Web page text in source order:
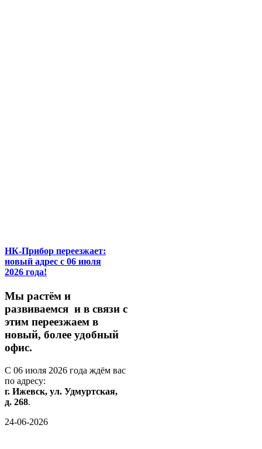
НК-Прибор переезжает:
новый адрес с 06 июля
2026 года!
Мы растём и
развиваемся и в связи с
этим переезжаем в
новый, более удобный
офис.
С 06 июля 2026 года ждём вас
по адресу:
г. Ижевск, ул. Удмуртская,
д. 268.
24-06-2026